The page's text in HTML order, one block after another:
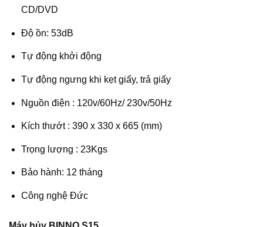
CD/DVD
Độ ồn: 53dB
Tự động khởi động
Tự động ngưng khi kẹt giấy, trả giấy
Nguồn điện : 120v/60Hz/ 230v/50Hz
Kích thướt : 390 x 330 x 665 (mm)
Trọng lượng : 23Kgs
Bảo hành: 12 tháng
Công nghệ Đức